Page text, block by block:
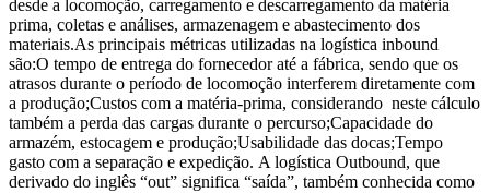
desde a locomoção, carregamento e descarregamento da matéria
prima, coletas e análises, armazenagem e abastecimento dos
materiais.As principais métricas utilizadas na logística inbound
são:O tempo de entrega do fornecedor até a fábrica, sendo que os
atrasos durante o período de locomoção interferem diretamente com
a produção;Custos com a matéria-prima, considerando neste cálculo
também a perda das cargas durante o percurso;Capacidade do
armazém, estocagem e produção;Usabilidade das docas;Tempo
gasto com a separação e expedição. A logística Outbound, que
derivado do inglês “out” significa “saída”, também conhecida como